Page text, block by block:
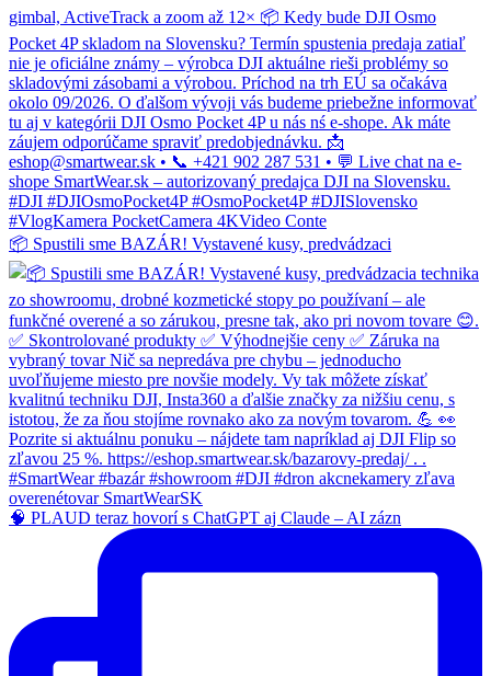
📦 Spustili sme BAZÁR! Vystavené kusy, predvádzaci
🧠 PLAUD teraz hovorí s ChatGPT aj Claude – AI zázn